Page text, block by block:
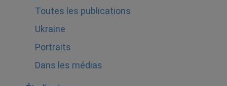
Toutes les publications
Ukraine
Portraits
Dans les médias